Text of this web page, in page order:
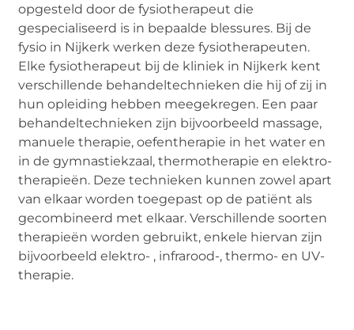
opgesteld door de fysiotherapeut die
gespecialiseerd is in bepaalde blessures. Bij de
fysio in Nijkerk werken deze fysiotherapeuten.
Elke fysiotherapeut bij de kliniek in Nijkerk kent
verschillende behandeltechnieken die hij of zij in
hun opleiding hebben meegekregen. Een paar
behandeltechnieken zijn bijvoorbeeld massage,
manuele therapie, oefentherapie in het water en
in de gymnastiekzaal, thermotherapie en elektro-
therapieën. Deze technieken kunnen zowel apart
van elkaar worden toegepast op de patiënt als
gecombineerd met elkaar. Verschillende soorten
therapieën worden gebruikt, enkele hiervan zijn
bijvoorbeeld elektro- , infrarood-, thermo- en UV-
therapie.